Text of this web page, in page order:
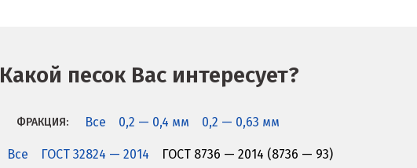
Какой песок Вас интересует?
ФРАКЦИЯ: Все 0,2 — 0,4 мм 0,2 — 0,63 мм
Все ГОСТ 32824 — 2014 ГОСТ 8736 — 2014 (8736 — 93)